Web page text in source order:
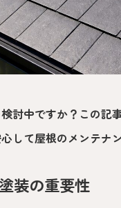
討中ですか？この記
して屋根のメンテナ
装の重要性